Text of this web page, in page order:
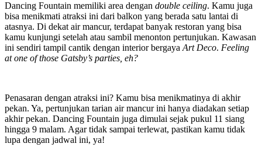
Dancing Fountain memiliki area dengan double ceiling. Kamu juga
bisa menikmati atraksi ini dari balkon yang berada satu lantai di
atasnya. Di dekat air mancur, terdapat banyak restoran yang bisa
kamu kunjungi setelah atau sambil menonton pertunjukan. Kawasan
ini sendiri tampil cantik dengan interior bergayaArt Deco. Feeling
at one of those Gatsby’s parties, eh?
Penasaran dengan atraksi ini? Kamu bisa menikmatinya di akhir
pekan. Ya, pertunjukan tarian air mancur ini hanya diadakan setiap
akhir pekan. Dancing Fountain juga dimulai sejak pukul 11 siang
hingga 9 malam. Agar tidak sampai terlewat, pastikan kamu tidak
lupa dengan jadwal ini, ya!